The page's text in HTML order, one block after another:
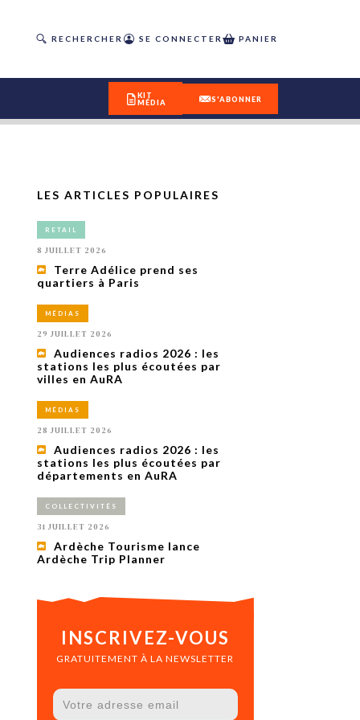
RECHERCHER SE CONNECTER PANIER
de
sur
1 AN
KIT
MÉDIA
S'ABONNER
LES ARTICLES POPULAIRES
RETAIL
8 JUILLET 2026
Terre Adélice prend ses
quartiers à Paris
MÉDIAS
29 JUILLET 2026
Audiences radios 2026 : les
stations les plus écoutées par
villes en AuRA
MÉDIAS
28 JUILLET 2026
Audiences radios 2026 : les
stations les plus écoutées par
départements en AuRA
COLLECTIVITÉS
31 JUILLET 2026
Ardèche Tourisme lance
Ardèche Trip Planner
INSCRIVEZ-VOUS
GRATUITEMENT À LA NEWSLETTER